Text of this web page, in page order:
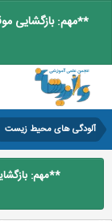
**مهم: بازگشایی
آلودگی های محیط زیست
**مهم: